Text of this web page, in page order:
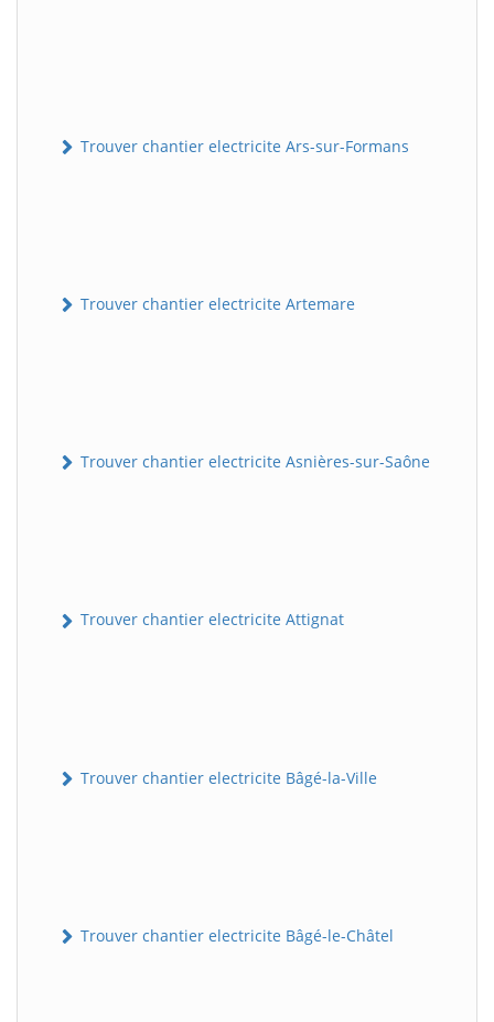
Trouver chantier electricite Ars-sur-Formans
Trouver chantier electricite Artemare
Trouver chantier electricite Asnières-sur-Saône
Trouver chantier electricite Attignat
Trouver chantier electricite Bâgé-la-Ville
Trouver chantier electricite Bâgé-le-Châtel